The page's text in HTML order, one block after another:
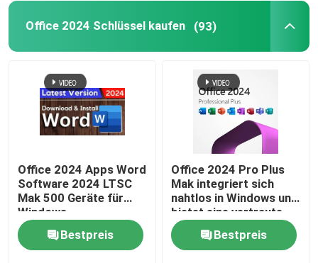
SQL Server-Standard 2019
Office 2024 Schlüssel kaufen (93)
Office 2024 Apps Word
Software 2024 LTSC
Mak 500 Geräte für
Windows
Bestpreis
Office 2024 Pro Plus
Mak integriert sich
nahtlos in Windows und
bietet eine vertraute
und
benutzerfreundliche
Erfahrung
Bestpreis